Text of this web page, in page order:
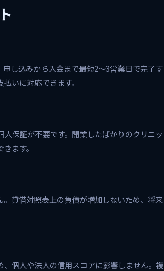
し込みから入金まで最短2〜3営業日で完了す
いに対応できます。
保証が不要です。開業したばかりのクリニッ
ます。
貸借対照表上の負債が増加しないため、将来
個人や法人の信用スコアに影響しません。複